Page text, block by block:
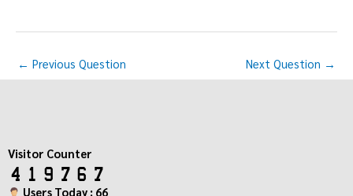
← Previous Question Next Question →
Visitor Counter
Users Today : 66